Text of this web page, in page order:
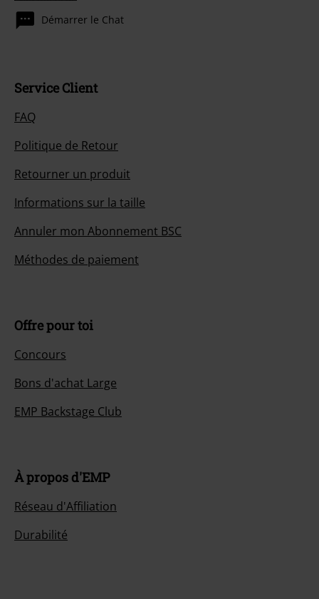
Démarrer le Chat
Service Client
FAQ
Politique de Retour
Retourner un produit
Informations sur la taille
Annuler mon Abonnement BSC
Méthodes de paiement
Offre pour toi
Concours
Bons d'achat Large
EMP Backstage Club
À propos d'EMP
Réseau d'Affiliation
Durabilité